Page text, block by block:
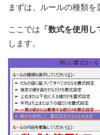
まずは、ルールの種類を
ここでは 「数式を使用
します。